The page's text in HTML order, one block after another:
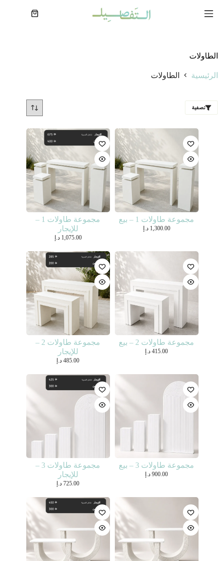
إلى
عربة
الطاولات
الرئيسية الطاولات
تصفية
مجموعة طاولات 1 – بيع
1,300.00 د.إ
مجموعة طاولات 1 –
للإيجار
1,075.00 د.إ
مجموعة طاولات 2 – بيع
415.00 د.إ
مجموعة طاولات 2 –
للإيجار
485.00 د.إ
مجموعة طاولات 3 – بيع
900.00 د.إ
مجموعة طاولات 3 –
للإيجار
725.00 د.إ